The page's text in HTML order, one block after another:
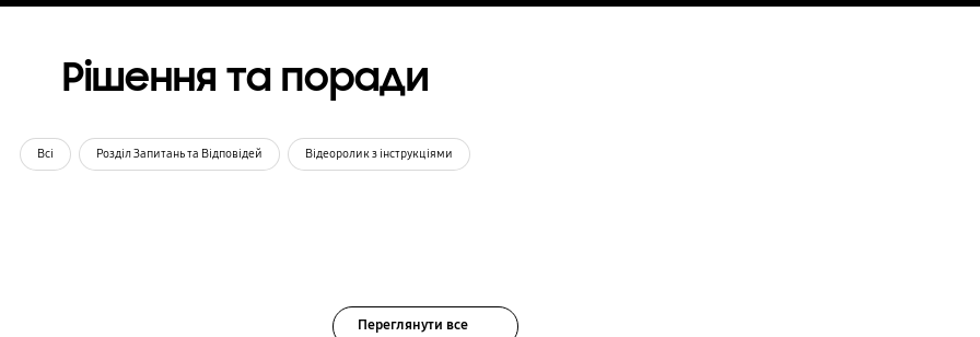
Рішення та поради
Всі Розділ Запитань та Відповідей Відеоролик з інструкціями
Переглянути все